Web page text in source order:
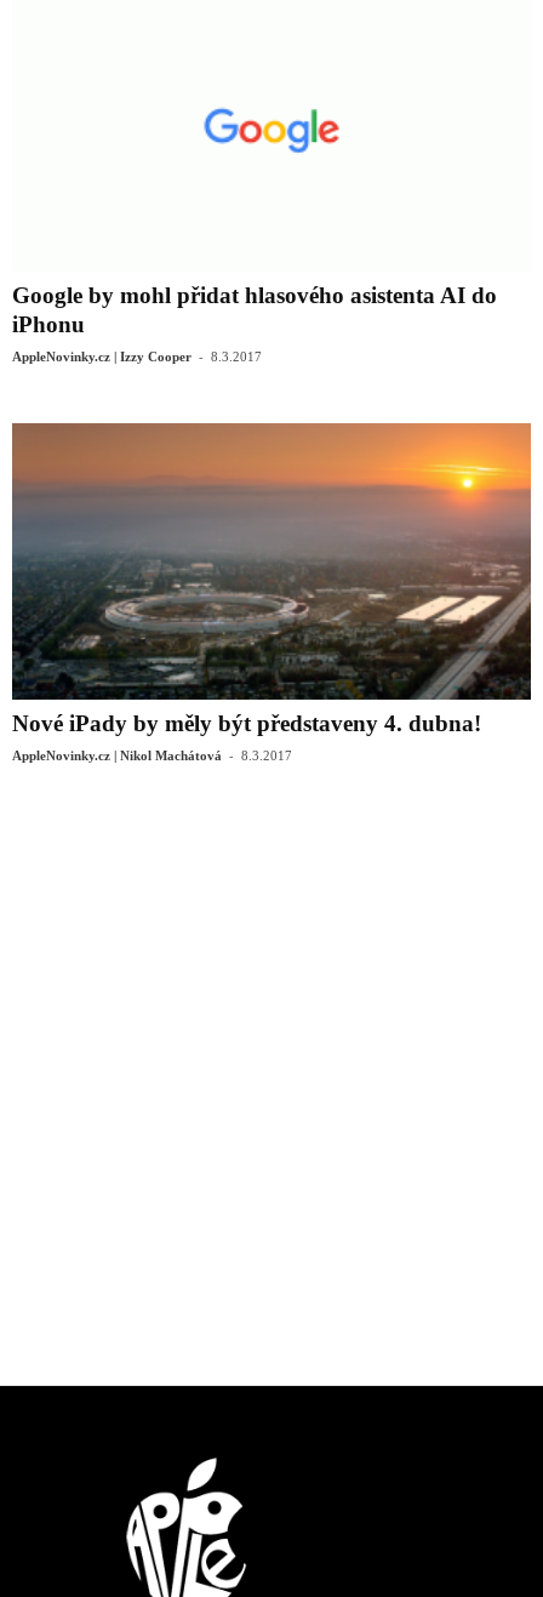
Google by mohl přidat hlasového asistenta AI do
iPhonu
AppleNovinky.cz | Izzy Cooper - 8.3.2017
Nové iPady by měly být představeny 4. dubna!
AppleNovinky.cz | Nikol Machátová - 8.3.2017